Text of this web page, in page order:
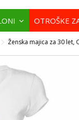
OTROŠKE
Ženska majica za 30 let,